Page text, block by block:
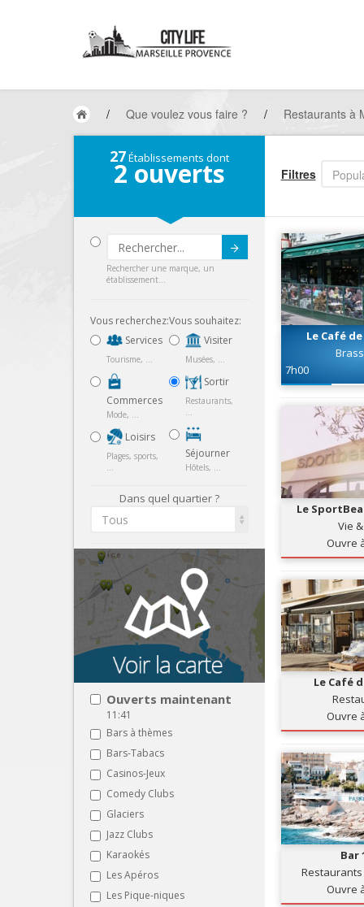
/ Que voulez vous faire ? / Restaurants à
27Établissements dont
2 ouverts
Submit
Rechercher une marque, un
établissement...
Vous recherchez:
Services
Tourisme, ...
Commerces
Mode, ...
Loisirs
Plages, sports,
...
Vous souhaitez:
Visiter
Musées, ...
Sortir
Restaurants,
...
Séjourner
Hôtels, ...
Dans quel quartier ?
Tous
Ouverts maintenant
11:41
Bars à thèmes
Bars-Tabacs
Casinos-Jeux
Comedy Clubs
Glaciers
Jazz Clubs
Karaokés
Les Apéros
Les Pique-niques
Filtres
Le Café
7h00
Le
Vie
Ouvre
Le Café
Ouvre
Bar
Restaurants
Ouvre